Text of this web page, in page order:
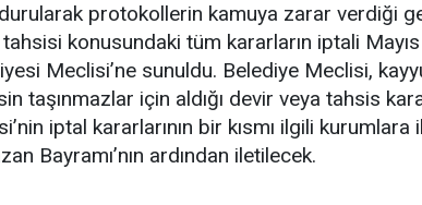
protokollerin kamuya zarar verdiği
konusundaki tüm kararların iptali
Meclisi’ne sunuldu. Belediye Meclisi,
taşınmazlar için aldığı devir veya tahsis
iptal kararlarının bir kısmı ilgili kurumlara
Bayramı’nın ardından iletilecek.